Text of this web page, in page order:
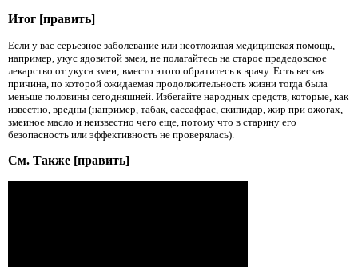
Итог [править]
Если у вас серьезное заболевание или неотложная медицинская помощь,
например, укус ядовитой змеи, не полагайтесь на старое прадедовское
лекарство от укуса змеи; вместо этого обратитесь к врачу. Есть веская
причина, по которой ожидаемая продолжительность жизни тогда была
меньше половины сегодняшней. Избегайте народных средств, которые, как
известно, вредны (например, табак, сассафрас, скипидар, жир при ожогах,
змеиное масло и неизвестно чего еще, потому что в старину его
безопасность или эффективность не проверялась).
См. Также [править]